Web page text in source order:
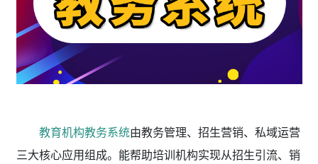
教育机构教务系统由教务管理、招生营销、私域运营
三大核心应用组成。能帮助培训机构实现从招生引流、销